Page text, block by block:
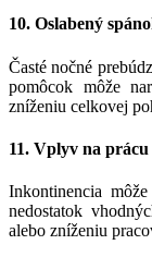
10. Oslabený
Časté nočné
pomôcok môže
zníženiu celkovej
11. Vplyv na
Inkontinencia
nedostatok
alebo zníženiu